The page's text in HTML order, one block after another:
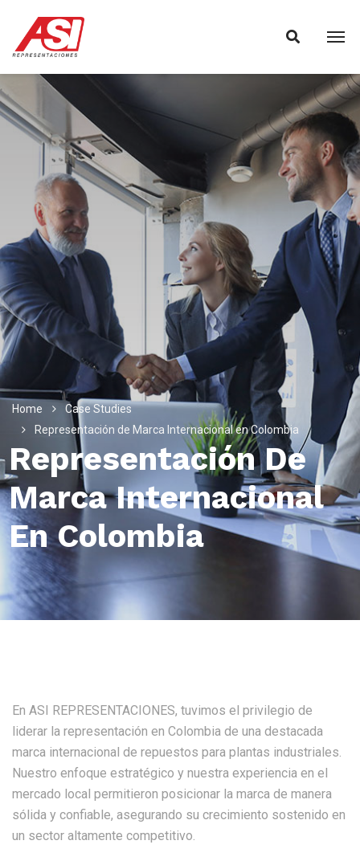
Home
Case Studies
Representación de Marca Internacional en Colombia
Representación De
Marca Internacional
En Colombia
En ASI REPRESENTACIONES, tuvimos el privilegio de
liderar la representación en Colombia de una destacada
marca internacional de repuestos para plantas industriales.
Nuestro enfoque estratégico y nuestra experiencia en el
mercado local permitieron posicionar la marca de manera
sólida y confiable, asegurando su crecimiento sostenido en
un sector altamente competitivo.